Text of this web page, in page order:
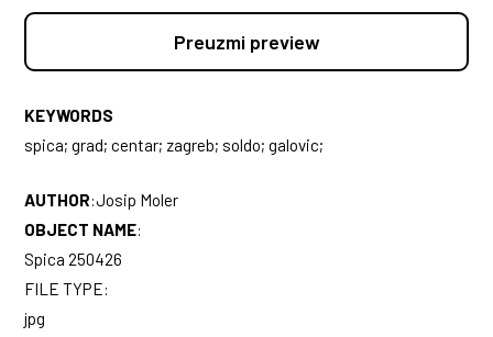
Preuzmi preview
KEYWORDS
spica; grad; centar; zagreb; soldo; galovic;
AUTHOR:Josip Moler
OBJECT NAME:
Spica 250426
FILE TYPE:
jpg